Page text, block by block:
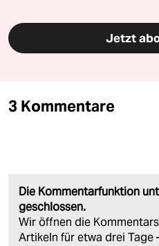
Jetzt
3 Kommentare
Die Kommentarfunktion
geschlossen.
Wir öffnen die
Artikeln für etwa drei Tage